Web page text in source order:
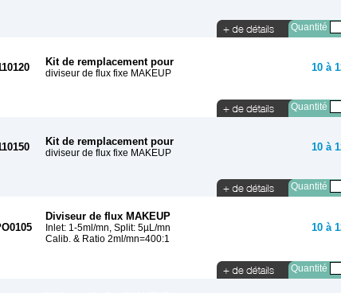
Quantité
Kit de remplacement pour
diviseur de flux fixe MAKEUP 10 à
Quantité
Kit de remplacement pour
diviseur de flux fixe MAKEUP 10 à
Quantité
Diviseur de flux MAKEUP
Inlet: 1-5ml/mn, Split: 5µL/mn
Calib. & Ratio 2ml/mn=400:1
10 à
Quantité